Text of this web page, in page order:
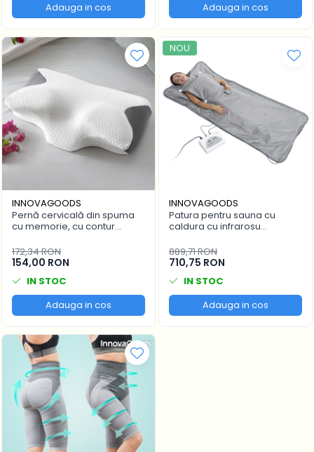
Adauga in cos
Adauga in cos
INNOVAGOODS
Pernă cervicală din spuma
cu memorie, cu contur
InnovaGoods, 62x36x14 cm
172,34 RON
154,00 RON
IN STOC
Adauga in cos
NOU
INNOVAGOODS
Patura pentru sauna cu
caldura cu infrarosu
InnovaGoods, 179 x 79 cm
889,71 RON
710,75 RON
IN STOC
Adauga in cos